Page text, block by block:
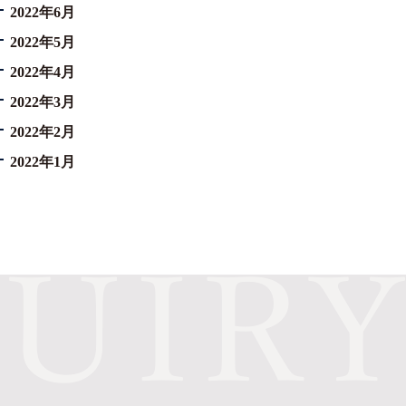
2022年6月
2022年5月
2022年4月
2022年3月
2022年2月
2022年1月